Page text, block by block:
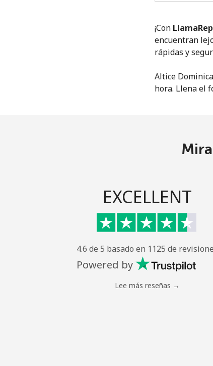
¡Con
encuentran
rápidas y
Altice
hora. Llena el
EXCELLENT
4.6 de 5 basado en 1125 de
Powered by
Lee más reseñas →